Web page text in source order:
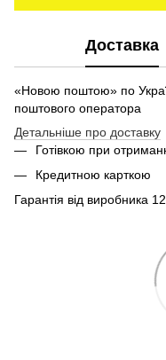
Доставка
«Новою поштою» по
поштового оператора
Детальніше про доставку
Готівкою при
Кредитною карткою
Гарантія від виробника 12